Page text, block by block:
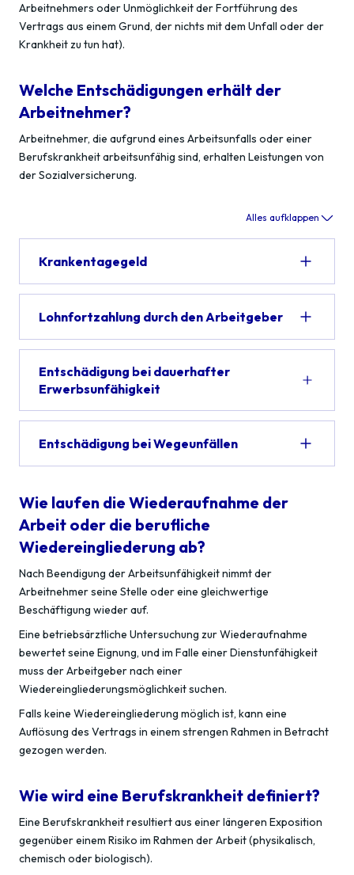
Arbeitnehmers oder Unmöglichkeit der Fortführung des
Vertrags aus einem Grund, der nichts mit dem Unfall oder der
Krankheit zu tun hat).
Welche Entschädigungen erhält der
Arbeitnehmer?
Arbeitnehmer, die aufgrund eines Arbeitsunfalls oder einer
Berufskrankheit arbeitsunfähig sind, erhalten Leistungen von
der Sozialversicherung.
Alles aufklappen
Krankentagegeld
Lohnfortzahlung durch den Arbeitgeber
Entschädigung bei dauerhafter
Erwerbsunfähigkeit
Entschädigung bei Wegeunfällen
Wie laufen die Wiederaufnahme der
Arbeit oder die berufliche
Wiedereingliederung ab?
Nach Beendigung der Arbeitsunfähigkeit nimmt der
Arbeitnehmer seine Stelle oder eine gleichwertige
Beschäftigung wieder auf.
Eine betriebsärztliche Untersuchung zur Wiederaufnahme
bewertet seine Eignung, und im Falle einer Dienstunfähigkeit
muss der Arbeitgeber nach einer
Wiedereingliederungsmöglichkeit suchen.
Falls keine Wiedereingliederung möglich ist, kann eine
Auflösung des Vertrags in einem strengen Rahmen in Betracht
gezogen werden.
Wie wird eine Berufskrankheit definiert?
Eine Berufskrankheit resultiert aus einer längeren Exposition
gegenüber einem Risiko im Rahmen der Arbeit (physikalisch,
chemisch oder biologisch).